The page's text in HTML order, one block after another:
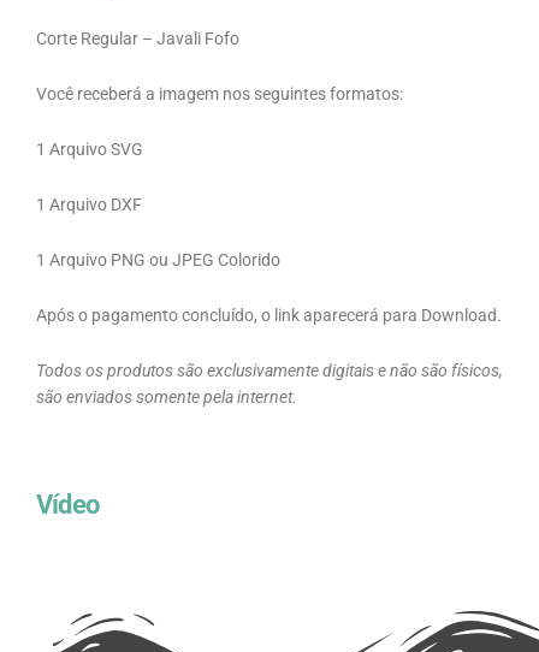
Corte Regular – Javali Fofo
Você receberá a imagem nos seguintes formatos:
1 Arquivo SVG
1 Arquivo DXF
1 Arquivo PNG ou JPEG Colorido
Após o pagamento concluído, o link aparecerá para Download.
Todos os produtos são exclusivamente digitais e não são físicos,
são enviados somente pela internet.
Vídeo